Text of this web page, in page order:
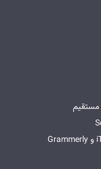
مستقیم